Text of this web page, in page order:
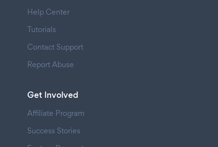
Help Center
Tutorials
Contact Support
Report Abuse
Get Involved
Affiliate Program
Success Stories